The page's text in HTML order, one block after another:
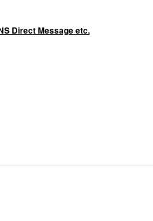
Direct Message etc.